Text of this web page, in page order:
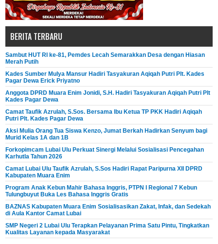
BERITA TERBARU
Sambut HUT RI ke-81, Pemdes Lecah Semarakkan Desa dengan Hiasan
Merah Putih
Kades Sumber Mulya Mansur Hadiri Tasyakuran Aqiqah Putri Plt. Kades
Pagar Dewa Erick Priyatno
Anggota DPRD Muara Enim Jonidi, S.H. Hadiri Tasyakuran Aqiqah Putri Plt
Kades Pagar Dewa
Camat Taufik Azrulah, S.Sos. Bersama Ibu Ketua TP PKK Hadiri Aqiqah
Putri Plt. Kades Pagar Dewa
Aksi Mulia Orang Tua Siswa Kenzo, Jumat Berkah Hadirkan Senyum bagi
Murid Kelas 1A dan 1B
Forkopimcam Lubai Ulu Perkuat Sinergi Melalui Sosialisasi Pencegahan
Karhutla Tahun 2026
Camat Lubai Ulu Taufik Azrulah, S.Sos Hadiri Rapat Paripurna XII DPRD
Kabupaten Muara Enim
Program Anak Kebun Mahir Bahasa Inggris, PTPN I Regional 7 Kebun
Tulungbuyut Buka Les Bahasa Inggris Gratis
BAZNAS Kabupaten Muara Enim Sosialisasikan Zakat, Infak, dan Sedekah
di Aula Kantor Camat Lubai
SMP Negeri 2 Lubai Ulu Terapkan Pelayanan Prima Satu Pintu, Tingkatkan
Kualitas Layanan kepada Masyarakat